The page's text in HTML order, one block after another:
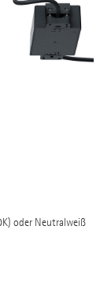
oder Neutralweiß